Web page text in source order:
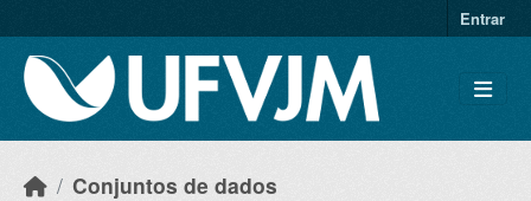
Entrar
Conjuntos de dados